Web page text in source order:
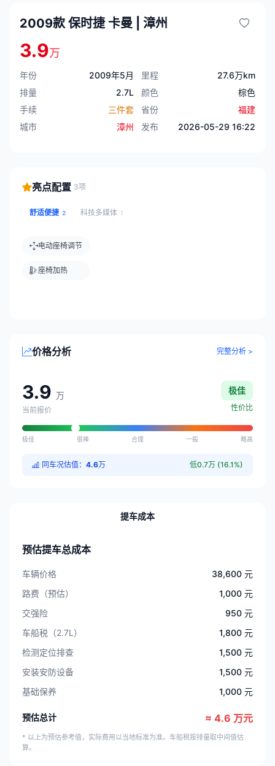
2009款 保时捷 卡曼 | 漳州
3.9万
年份 2009年5月 里程
27.6万km
排量
2.7L 颜色
棕色
手续
三件套 省份
福建
城市
漳州 发布 2026-05-29 16:22
亮点配置 3项
舒适便捷 2 科技多媒体 1
电动座椅调节
座椅加热
价格分析 完整分析 >
3.9 万
当前报价
极佳
性价比
极佳 很棒 合理 一般 略高
同车况估值： 4.6万 低0.7万 (16.1%)
提车成本
预估提车总成本
车辆价格
38,600 元
路费（预估）
1,000 元
交强险
950 元
车船税（2.7L）
1,800 元
检测定位排查
1,500 元
安装安防设备
1,500 元
基础保养
1,000 元
预估总计 ≈ 4.6 万元
* 以上为预估参考值，实际费用以当地标准为准。车船税按排量取中间值估
算。